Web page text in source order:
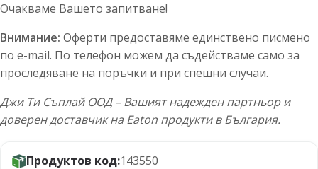
Очакваме Вашето запитване!
Внимание: Оферти предоставяме единствено писмено
по e-mail. По телефон можем да съдействаме само за
проследяване на поръчки и при спешни случаи.
Джи Ти Съплай ООД – Вашият надежден партньор и
доверен доставчик на Eaton продукти в България.
Продуктов код:143550